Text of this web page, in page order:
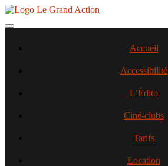
Aller
contenu
Toggle navigation
Accueil
Accessibilité
L’Édito
Ciné-clubs
Tarifs
Location